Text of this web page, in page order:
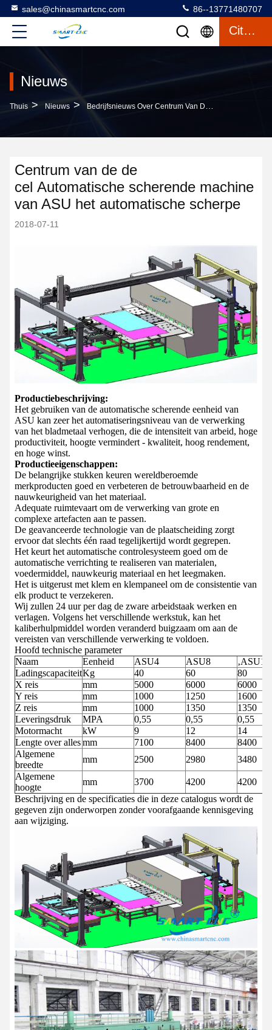
sales@chinasmartcnc.com 86--13771480707
Citaat
Nieuws
Thuis > Nieuws > Bedrijfsnieuws Over Centrum Van De De Cel Automatische Scherende Machine Van ASU Het Automatische Scherpe
Centrum van de de
cel Automatische scherende machine
van ASU het automatische scherpe
2018-07-11
Productiebeschrijving:
Het gebruiken van de automatische scherende eenheid van
ASU kan zeer het automatiseringsniveau van de verwerking
van het bladmetaal verhogen, die de intensiteit van arbeid, hoge
productiviteit, hoogte vermindert - kwaliteit, hoog rendement,
en hoge winst.
Productieeigenschappen:
De belangrijke stukken keuren wereldberoemde
merkproducten goed en verbeteren de betrouwbaarheid en de
nauwkeurigheid van het materiaal.
Adequate ruimtevaart om de verwerking van grote en
complexe artefacten aan te passen.
De geavanceerde technologie van de plaatscheiding zorgt
ervoor dat slechts één raad tegelijkertijd wordt gegrepen.
Het keurt het automatische controlesysteem goed om de
automatische verrichting te realiseren van materialen,
voedermiddel, nauwkeurig materiaal en het leegmaken.
Het is uitgerust met klem en klempaneel om de consistentie van
elk product te verzekeren.
Wij zullen 24 uur per dag de zware arbeidstaak werken en
verlagen. Volgens het verschillende werkstuk, kan het
kaliberhulpmiddel worden veranderd buigzaam om aan de
vereisten van verschillende verwerking te voldoen.
Hoofd technische parameter
Naam
Eenheid ASU4 ASU8
‚ASU12
LadingscapaciteitKg 40 60
80
X reis
mm 5000 6000
6000
Y reis
mm 1000 1250
1600
Z reis
mm 1000 1350
1350
Leveringsdruk
MPA 0,55 0,55
0,55
Motormacht
kW 9 12
14
Lengte over allesmm 7100 8400
8400
Algemene
breedte
mm 2500 2980
3480
Algemene
hoogte
mm 3700 4200
4200
Beschrijving en de specificaties die in deze catalogus wordt de
gegeven zijn onderworpen zonder voorafgaande kennisgeving
aan wijziging.